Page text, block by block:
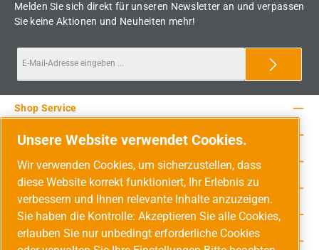
Melden Sie sich direkt für unseren Newsletter an und verpassen
Sie keine Aktionen und Neuheiten mehr!
Service-Hotline
Shop Service
Rechtliche Hinweise
Unsere Vorteile
Versandarten
Zahlungsarten
Unsere Website verwendet Cookies.
Wir verwenden Cookies, um sicherzustellen, dass
diese Website korrekt funktioniert, Ihr Erlebnis zu
verbessern und Ihnen relevante Inhalte anzuzeigen.
Sie haben die Kontrolle: Akzeptieren Sie alle Cookies,
erlauben Sie nur unbedingt erforderliche Cookies